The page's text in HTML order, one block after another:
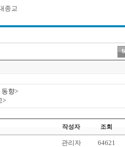
종교
동향>
>
작성자 조회
관리자 64621